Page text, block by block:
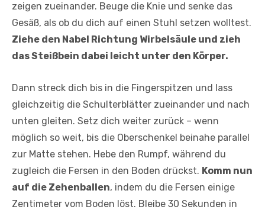
zeigen zueinander. Beuge die Knie und senke das
Gesäß, als ob du dich auf einen Stuhl setzen wolltest.
Ziehe den Nabel Richtung Wirbelsäule und zieh
das Steißbein dabei leicht unter den Körper.
Dann streck dich bis in die Fingerspitzen und lass
gleichzeitig die Schulterblätter zueinander und nach
unten gleiten. Setz dich weiter zurück – wenn
möglich so weit, bis die Oberschenkel beinahe parallel
zur Matte stehen. Hebe den Rumpf, während du
zugleich die Fersen in den Boden drückst. Komm nun
auf die Zehenballen, indem du die Fersen einige
Zentimeter vom Boden löst. Bleibe 30 Sekunden in